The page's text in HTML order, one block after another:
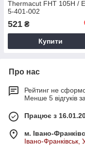
Thermacut FHT 105H /
5-401-002
521 ₴
Купити
Про нас
Рейтинг не
Менше 5 відгуків
Працює з
м. Івано-
Івано-Франківськ,